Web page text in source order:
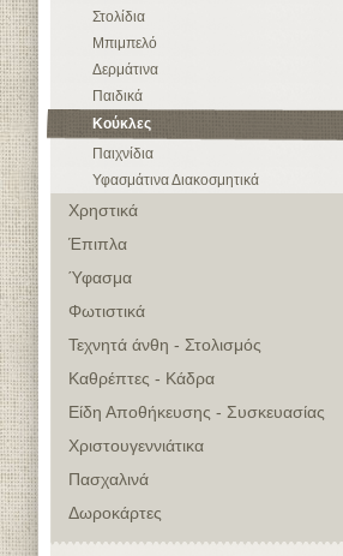
Στολίδια
Μπιμπελό
Δερμάτινα
Παιδικά
Κούκλες
Παιχνίδια
Υφασμάτινα Διακοσμητικά
Χρηστικά
Έπιπλα
Ύφασμα
Φωτιστικά
Τεχνητά άνθη - Στολισμός
Καθρέπτες - Κάδρα
Είδη Αποθήκευσης - Συσκευασίας
Χριστουγεννιάτικα
Πασχαλινά
Δωροκάρτες